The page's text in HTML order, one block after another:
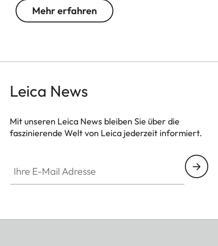
Mehr erfahren
Leica News
Mit unseren Leica News bleiben Sie über die
faszinierende Welt von Leica jederzeit informiert.